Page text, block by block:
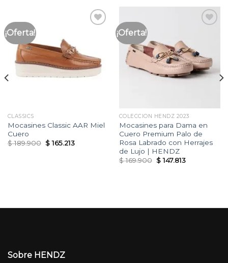
¡Oferta!
deseos
CLASSICS
Mocasines Classic AAR Miel
Cuero
$189.900 Original
price
$165.213Current
¡Oferta!
deseos
COLECCION HENDZ 2023
Mocasines para Dama en
Cuero Premium Palo de
Rosa Labrado con Herrajes
de Lujo | HENDZ
$169.900 Original
price
$147.813Current
Sobre HENDZ